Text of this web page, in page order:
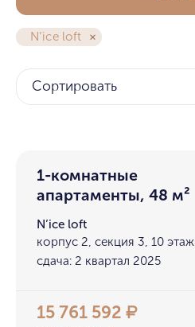
N’ice loft
Сортировать
1-комнатные
апартаменты, 48 м²
N’ice loft
корпус 2, секция 3, 10 этаж
сдача: 2 квартал 2025
15 761 592₽